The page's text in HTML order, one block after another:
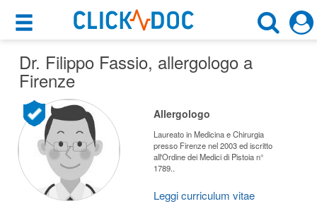
×
Motore di ricerca
×
Allergologo
Firenze (FI)
CERCA
Cosa possiamo offrirti
Per i pazienti
Prenota una visita
Ricerca specialisti
Consulti online
Dr. Filippo Fassio, allergologo a
Firenze
Allergologo
Laureato in Medicina e Chirurgia
presso Firenze nel 2003 ed iscritto
all'Ordine dei Medici di Pistoia n°
1789..
Leggi curriculum vitae